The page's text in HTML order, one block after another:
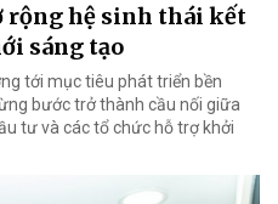
rộng hệ sinh thái kết
sáng tạo
tới mục tiêu phát triển bền
bước trở thành cầu nối giữa
tư và các tổ chức hỗ trợ khởi